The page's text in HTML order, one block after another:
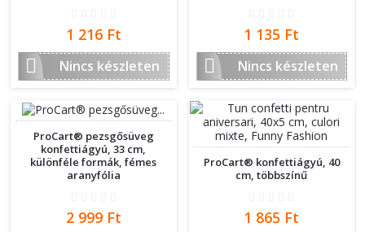
Ár
1 216 Ft
 Nincs készleten
Ár
1 135 Ft
 Nincs készleten
ProCart® pezsgősüveg
konfettiágyú, 33 cm,
különféle formák, fémes
aranyfólia
Ár
2 999 Ft
ProCart® konfettiágyú, 40
cm, többszínű
Ár
1 865 Ft